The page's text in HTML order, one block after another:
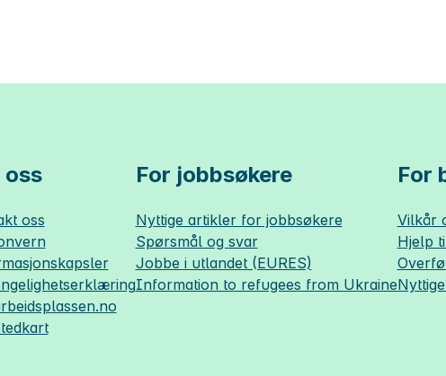
oss
oss
For jobbsøkere
Nyttige artikler for jobbsøkere
Spørsmål og svar
Jobbe i utlandet (EURES)
Information to refugees from Ukraine
For
Vilkår
Hjelp